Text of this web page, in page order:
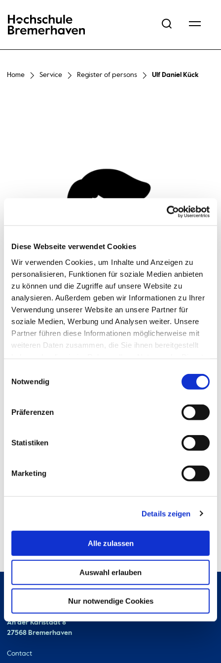
Diese Webseite verwendet Cookies
Wir verwenden Cookies, um Inhalte und Anzeigen zu
personalisieren, Funktionen für soziale Medien anbieten
zu können und die Zugriffe auf unsere Website zu
analysieren. Außerdem geben wir Informationen zu Ihrer
Verwendung unserer Website an unsere Partner für
soziale Medien, Werbung und Analysen weiter. Unsere
Partner führen diese Informationen möglicherweise mit
weiteren Daten zusammen, die Sie ihnen bereitgestellt
Notwendig
Präferenzen
Statistiken
Marketing
Details zeigen
Alle zulassen
Auswahl erlauben
Nur notwendige Cookies
Hochschule Bremerhaven
Home Service Register of persons Ulf Daniel Kück
© Hochschule Bremerhaven/Silhouette 2
An der Karlstadt 8
27568 Bremerhaven
Karlsburg 7
Hochschule Bremerhaven
Contact
An der Karlstadt 8
27568 Bremerhaven
Ressourcen
Contact